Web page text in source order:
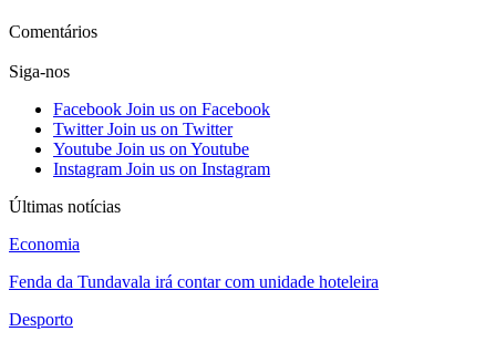
Comentários
Siga-nos
Facebook Join us on Facebook
Twitter Join us on Twitter
Youtube Join us on Youtube
Instagram Join us on Instagram
Últimas notícias
Economia
Fenda da Tundavala irá contar com unidade hoteleira
Desporto